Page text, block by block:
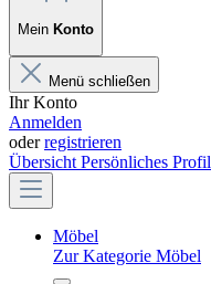
Mein Konto
Menü schließen
Ihr Konto
Anmelden
oderregistrieren
Übersicht Persönliches Profil
Möbel
Zur Kategorie Möbel